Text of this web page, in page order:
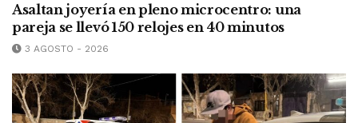
Asaltan joyería en pleno microcentro: una
pareja se llevó 150 relojes en 40 minutos
3 AGOSTO - 2026